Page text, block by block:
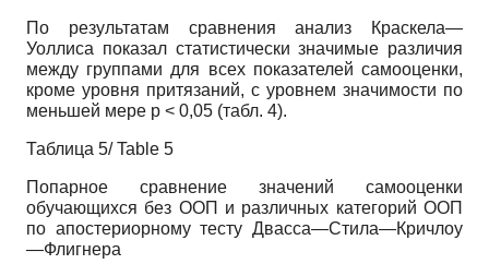
По результатам сравнения анализ Краскела—
Уоллиса показал статистически значимые различия
между группами для всех показателей самооценки,
кроме уровня притязаний, с уровнем значимости по
меньшей мере p < 0,05 (табл. 4).
Таблица 5/ Table 5
Попарное сравнение значений самооценки
обучающихся без ООП и различных категорий ООП
по апостериорному тесту Двасса—Стила—Кричлоу
—Флигнера